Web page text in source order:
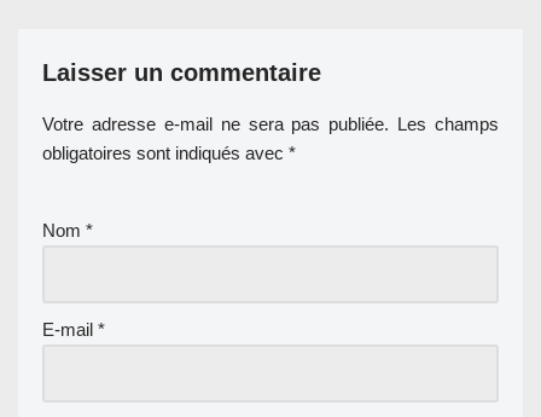
Laisser un commentaire
Votre adresse e-mail ne sera pas publiée. Les champs
obligatoires sont indiqués avec *
Nom *
E-mail *